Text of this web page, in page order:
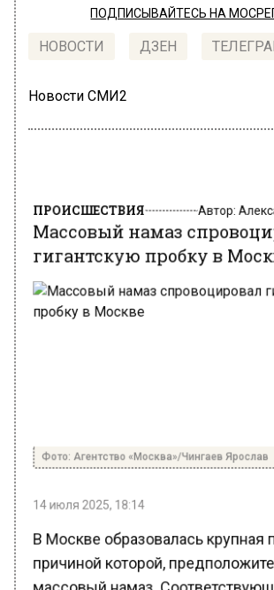
ПОДПИСЫВАЙТЕСЬ НА
НОВОСТИ ДЗЕН
Новости СМИ2
Массовый намаз
гигантскую пробку в
причиной которой,
массовый намаз.